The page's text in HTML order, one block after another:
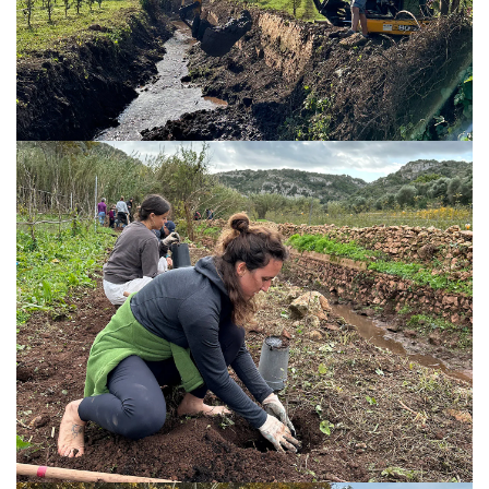
ENGAGEMENT ENVIRONNEMENTAL
PROJET DE CONSERVATION
0º PLASTIQUE
ÉTUDE SUR LES PLASTIQUES SUR LE CAMÍ DE CAVALLS
RESTAURATION DES TORRENTS
AVIS
BLOG